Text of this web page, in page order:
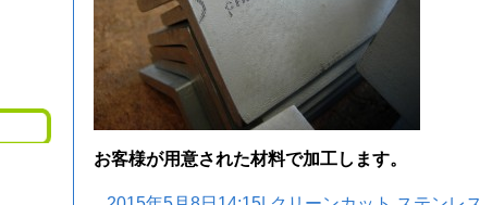
お客様が用意された材料で加工します。